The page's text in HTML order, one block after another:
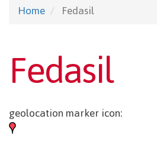
Home Fedasil
Fedasil
geolocation marker icon: